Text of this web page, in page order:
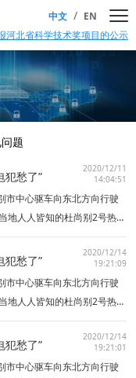
河北省科学技术奖项目的公示
中文 / EN
题
犯愁了”
2020/12/11
14:04:51
市中心驱车向东北方向行驶
地人人皆知的杜尚别2号热电
河右岸的现代化热电厂，不
明与温暖，更成为塔中两国
犯愁了”
2020/12/14
19:21:09
市中心驱车向东北方向行驶
地人人皆知的杜尚别2号热电
河右岸的现代化热电厂，不
明与温暖，更成为塔中两国
犯愁了”
2020/12/14
19:21:01
市中心驱车向东北方向行驶